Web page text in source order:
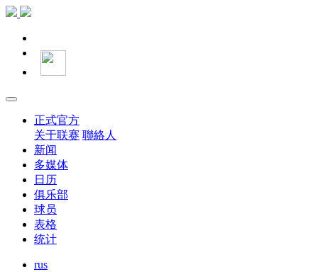
正式官方
关于联赛 聯絡人
新闻
多媒体
日历
俱乐部
球员
表格
统计
rus